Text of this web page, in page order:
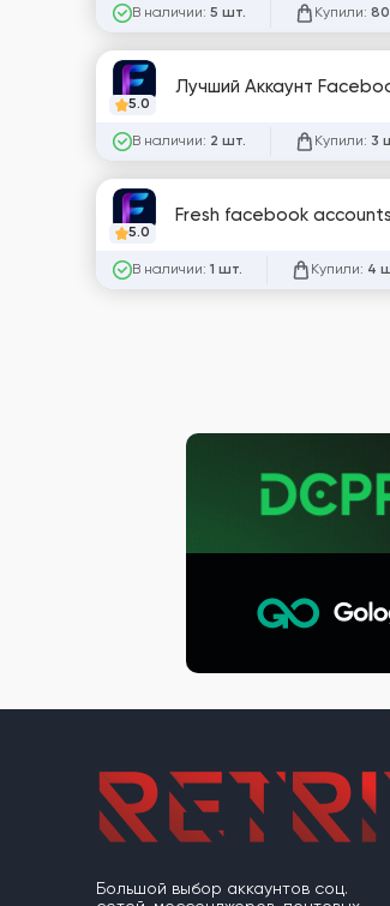
В наличии: 5 шт. Купили:
5.0
Лучший Аккаунт
В наличии: 2 шт. Купили: 3
5.0
Fresh facebook
В наличии: 1 шт. Купили: 4
Большой выбор аккаунтов соц.